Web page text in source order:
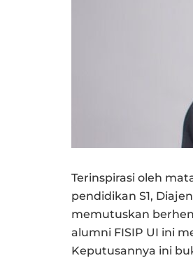
Terinspirasi oleh
pendidikan S1,
memutuskan
alumni FISIP UI ini
Keputusannya ini